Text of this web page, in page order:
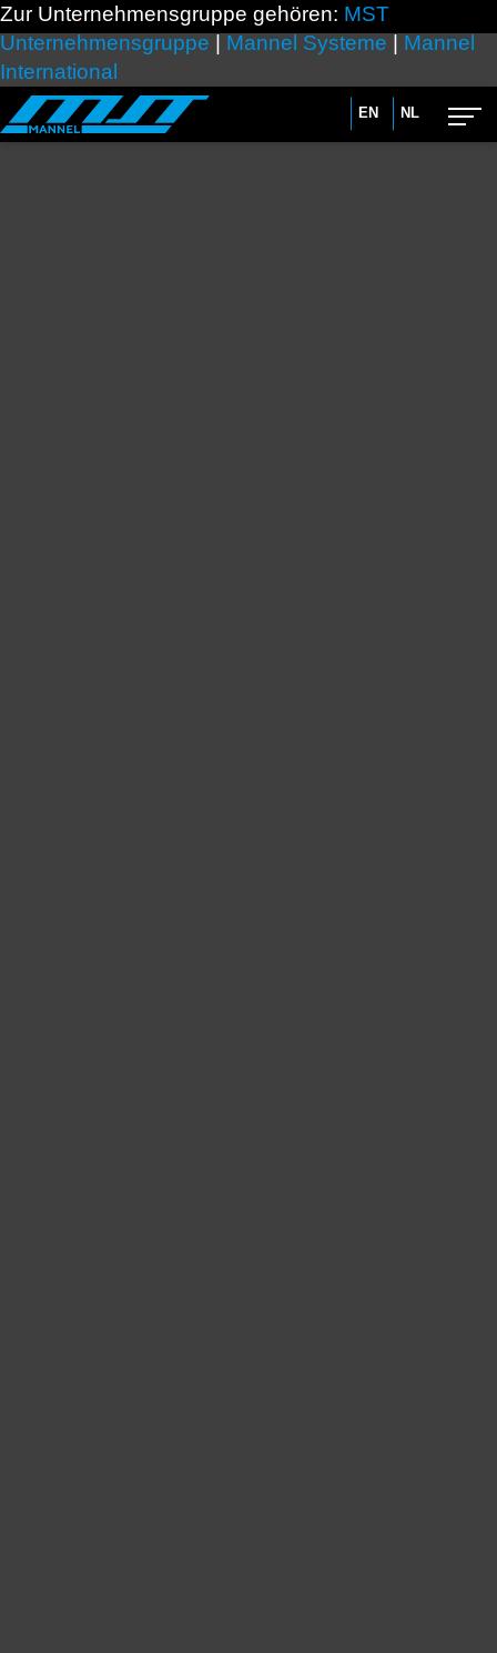
Zur Unternehmensgruppe gehören: MST
Unternehmensgruppe
Mannel Systeme
Mannel
International
EN NL
Advanced search